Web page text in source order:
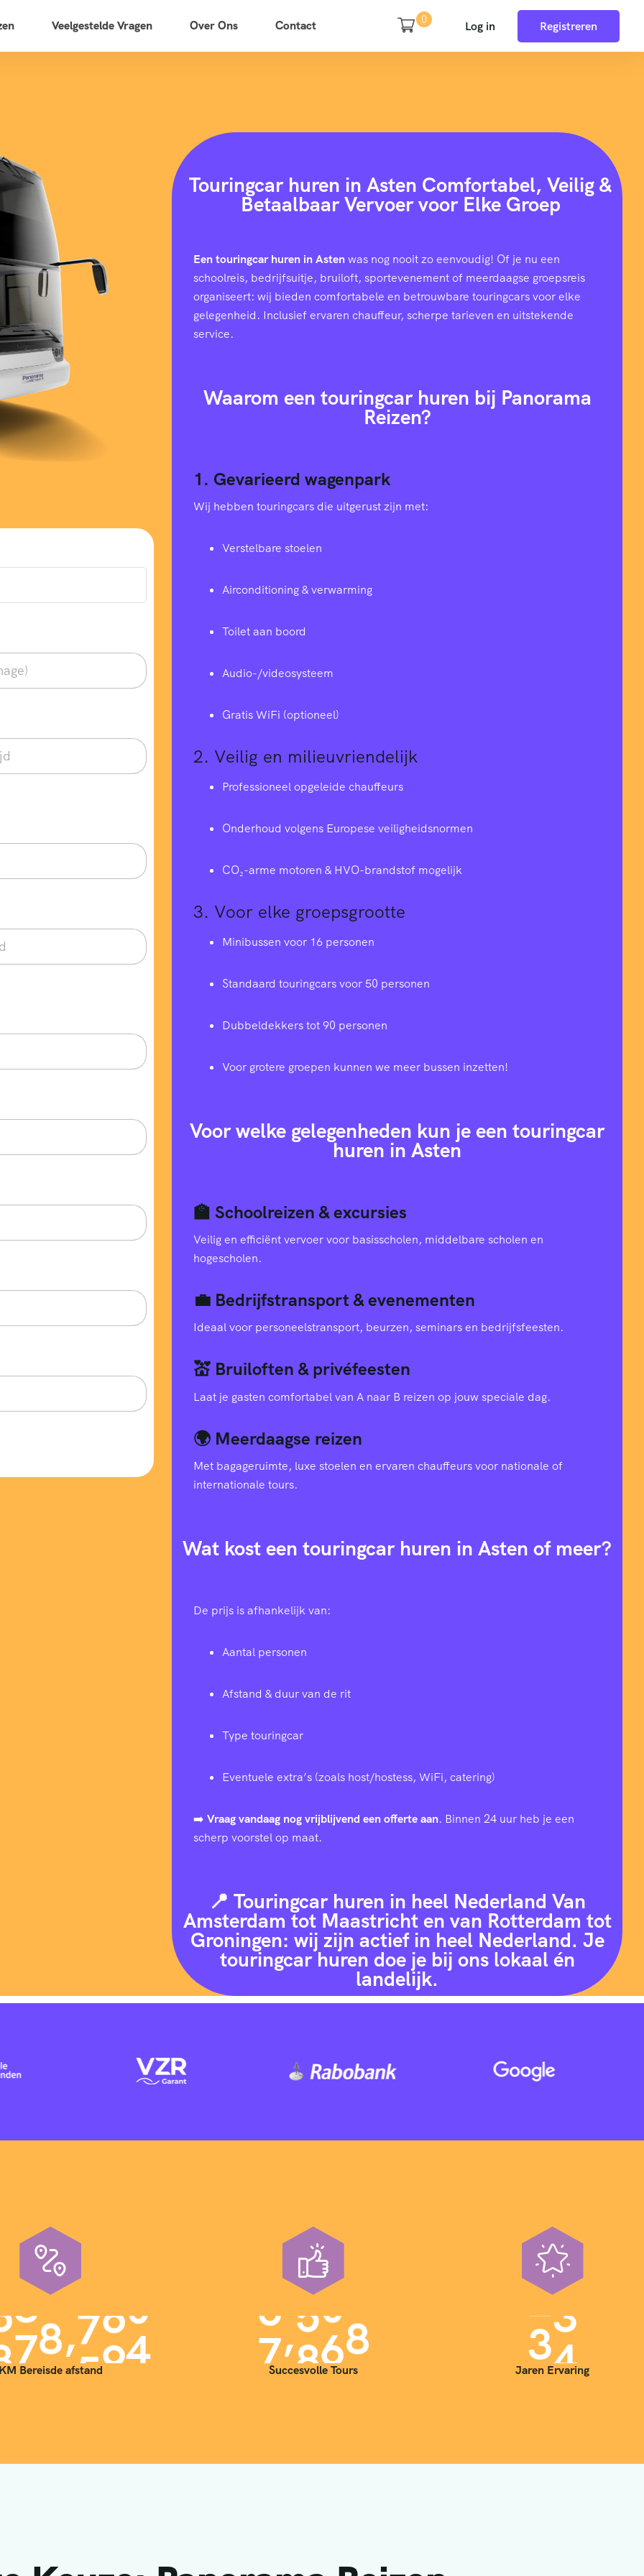
Veelgestelde Vragen Over Ons Contact 0 Log in Registreren
Touringcar huren in Asten Comfortabel, Veilig &
Betaalbaar Vervoer voor Elke Groep
Een touringcar huren in Astenwas nog nooit zo eenvoudig! Of je nu een
schoolreis, bedrijfsuitje, bruiloft, sportevenement of meerdaagse groepsreis
organiseert: wij bieden comfortabele en betrouwbare touringcars voor elke
gelegenheid. Inclusief ervaren chauffeur, scherpe tarieven en uitstekende
service.
Waarom een touringcar huren bij Panorama
Reizen?
1. Gevarieerd wagenpark
Wij hebben touringcars die uitgerust zijn met:
Verstelbare stoelen
Airconditioning & verwarming
Toilet aan boord
Audio-/videosysteem
Gratis WiFi (optioneel)
2. Veilig en milieuvriendelijk
Professioneel opgeleide chauffeurs
Onderhoud volgens Europese veiligheidsnormen
CO₂-arme motoren & HVO-brandstof mogelijk
3. Voor elke groepsgrootte
Minibussen voor 16 personen
Standaard touringcars voor 50 personen
Dubbeldekkers tot 90 personen
Voor grotere groepen kunnen we meer bussen inzetten!
Voor welke gelegenheden kun je een touringcar
huren in Asten
🏫 Schoolreizen & excursies
Veilig en efficiënt vervoer voor basisscholen, middelbare scholen en
hogescholen.
💼 Bedrijfstransport & evenementen
Ideaal voor personeelstransport, beurzen, seminars en bedrijfsfeesten.
💒 Bruiloften & privéfeesten
Laat je gasten comfortabel van A naar B reizen op jouw speciale dag.
🌍 Meerdaagse reizen
Met bagageruimte, luxe stoelen en ervaren chauffeurs voor nationale of
internationale tours.
Wat kost een touringcar huren in Asten of meer?
De prijs is afhankelijk van:
Aantal personen
Afstand & duur van de rit
Type touringcar
Eventuele extra’s (zoals host/hostess, WiFi, catering)
➡️ Vraag vandaag nog vrijblijvend een offerte aan. Binnen 24 uur heb je een
scherp voorstel op maat.
📍 Touringcar huren in heel Nederland Van
Amsterdam tot Maastricht en van Rotterdam tot
Groningen: wij zijn actief in heel Nederland. Je
touringcar huren doe je bij ons lokaal én
landelijk.
00,000
KM Bereisde afstand
7,000
Succesvolle Tours
35
Jaren Ervaring